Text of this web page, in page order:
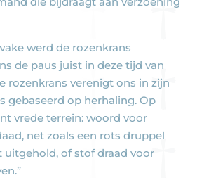
werd de rozenkrans
de paus juist in deze tijd van
rozenkrans verenigt ons in zijn
gebaseerd op herhaling. Op
vrede terrein: woord voor
net zoals een rots druppel
of stof draad voor